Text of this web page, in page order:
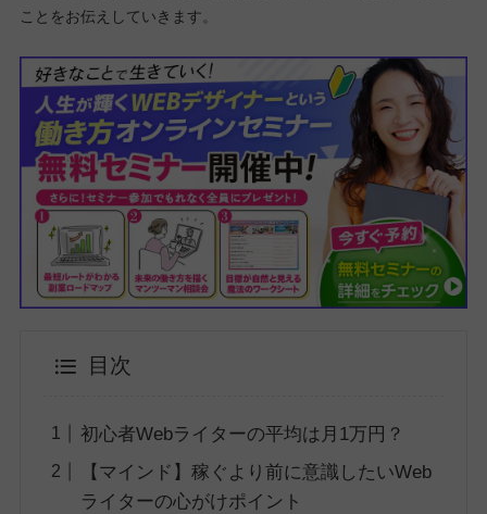
ことをお伝えしていきます。
目次
初心者Webライターの平均は月1万円？
【マインド】稼ぐより前に意識したいWeb
ライターの心がけポイント